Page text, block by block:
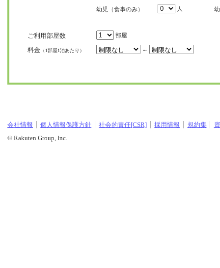
幼児（食事のみ）
人
ご利用部屋数 部屋
料金 （1部屋1泊あたり） ～
会社情報 個人情報保護方針 社会的責任[CSR] 採用情報 規約集
© Rakuten Group, Inc.